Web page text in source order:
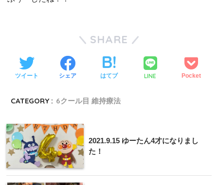
SHARE
ツイート シェア はてブ LINE Pocket
CATEGORY : 6クール目 維持療法
2021.9.15 ゆーたん4才になりまし
た！